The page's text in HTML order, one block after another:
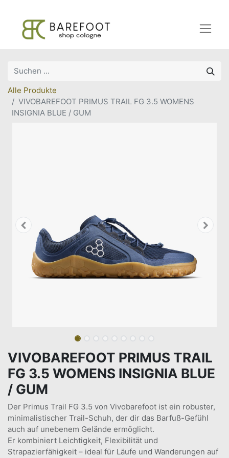
Alle Produkte
VIVOBAREFOOT PRIMUS TRAIL FG 3.5 WOMENS
INSIGNIA BLUE / GUM
VIVOBAREFOOT PRIMUS TRAIL
FG 3.5 WOMENS INSIGNIA BLUE
/ GUM
Der Primus Trail FG 3.5 von Vivobarefoot ist ein robuster,
minimalistischer Trail-Schuh, der dir das Barfuß-Gefühl
auch auf unebenem Gelände ermöglicht.
Er kombiniert Leichtigkeit, Flexibilität und
Strapazierfähigkeit – ideal für Läufe und Wanderungen auf